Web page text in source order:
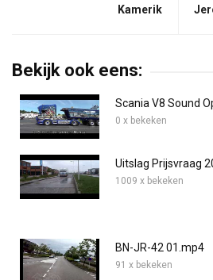
Kamerik
Bekijk ook eens:
Scania V8 Sound
0 x bekeken
Uitslag Prijsvraag
1009 x bekeken
BN-JR-42 01.mp4
91 x bekeken